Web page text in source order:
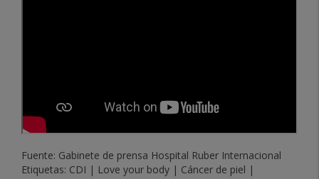
Fuente: Gabinete de prensa Hospital Ruber Internacional
Etiquetas: CDI | Love your body | Cáncer de piel |